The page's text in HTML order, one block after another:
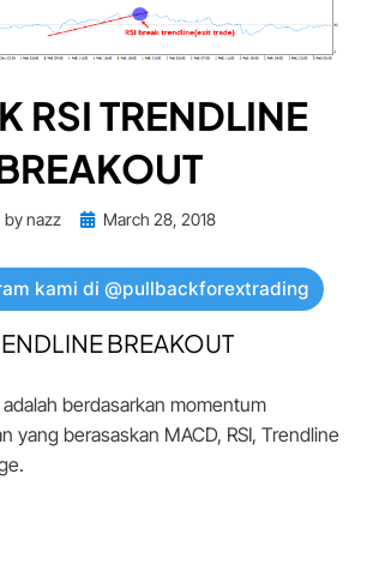
RSI TRENDLINE
bynazz
PostedMarch 28, 2018
kami di @pullbackforextrading
BREAKOUT
berdasarkan momentum
yang berasaskan MACD, RSI, Trendline